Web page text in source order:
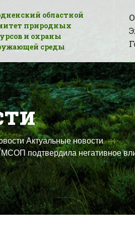
областной
природных
и охраны
среды
Актуальные новости
подтвердила негативное